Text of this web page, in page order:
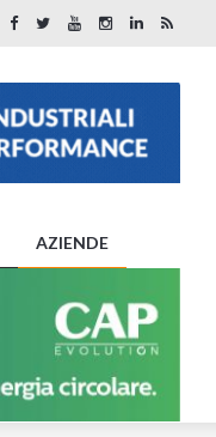
AZIENDE